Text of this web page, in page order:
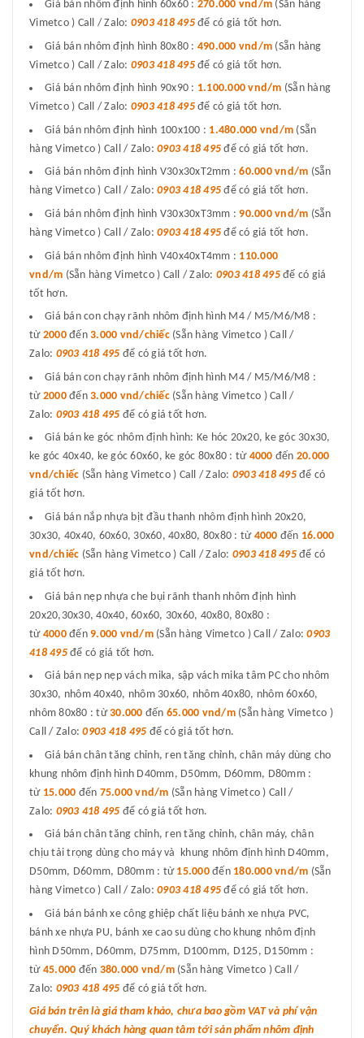
Giá bán nhôm định hình 60x60 : 270.000 vnd/m (Sẵn hàng
Vimetco ) Call / Zalo: 0903 418 495để có giá tốt hơn.
Giá bán nhôm định hình 80x80 : 490.000 vnd/m (Sẵn hàng
Vimetco ) Call / Zalo: 0903 418 495để có giá tốt hơn.
Giá bán nhôm định hình 90x90 : 1.100.000 vnd/m (Sẵn hàng
Vimetco ) Call / Zalo: 0903 418 495để có giá tốt hơn.
Giá bán nhôm định hình 100x100 : 1.480.000 vnd/m (Sẵn
hàng Vimetco ) Call / Zalo: 0903 418 495 để có giá tốt hơn.
Giá bán nhôm định hình V30x30xT2mm :60.000 vnd/m (Sẵn
hàng Vimetco ) Call / Zalo: 0903 418 495 để có giá tốt hơn.
Giá bán nhôm định hình V30x30xT3mm :90.000 vnd/m (Sẵn
hàng Vimetco ) Call / Zalo: 0903 418 495 để có giá tốt hơn.
Giá bán nhôm định hình V40x40xT4mm : 110.000
vnd/m (Sẵn hàng Vimetco ) Call / Zalo: 0903 418 495để có giá
tốt hơn.
Giá bán con chạy rãnh nhôm định hình M4 / M5/M6/M8 :
từ 2000đến 3.000 vnd/chiếc(Sẵn hàng Vimetco ) Call /
Zalo: 0903 418 495 để có giá tốt hơn.
Giá bán con chạy rãnh nhôm định hình M4 / M5/M6/M8 :
từ 2000đến 3.000 vnd/chiếc(Sẵn hàng Vimetco ) Call /
Zalo: 0903 418 495 để có giá tốt hơn.
Giá bán ke góc nhôm định hình: Ke hóc 20x20, ke góc 30x30,
ke góc 40x40, ke góc 60x60, ke góc 80x80 : từ 4000 đến 20.000
vnd/chiếc (Sẵn hàng Vimetco ) Call / Zalo: 0903 418 495để có
giá tốt hơn.
Giá bán nắp nhựa bịt đầu thanh nhôm định hình 20x20,
30x30, 40x40, 60x60, 30x60, 40x80, 80x80 : từ 4000 đến 16.000
vnd/chiếc (Sẵn hàng Vimetco ) Call / Zalo: 0903 418 495để có
giá tốt hơn.
Giá bán nẹp nhựa che bụi rãnh thanh nhôm định hình
20x20,30x30, 40x40, 60x60, 30x60, 40x80, 80x80 :
từ 4000đến 9.000 vnd/m(Sẵn hàng Vimetco ) Call / Zalo:0903
418 495để có giá tốt hơn.
Giá bán nẹp nẹp vách mika, sập vách mika tâm PC cho nhôm
30x30, nhôm 40x40, nhôm 30x60, nhôm 40x80, nhôm 60x60,
nhôm 80x80 : từ30.000 đến 65.000 vnd/m(Sẵn hàng Vimetco )
Call / Zalo:0903 418 495 để có giá tốt hơn.
Giá bán chân tăng chỉnh, ren tăng chỉnh, chân máy dùng cho
khung nhôm định hình D40mm, D50mm, D60mm, D80mm :
từ 15.000 đến 75.000 vnd/m (Sẵn hàng Vimetco ) Call /
Zalo: 0903 418 495 để có giá tốt hơn.
Giá bán chân tăng chỉnh, ren tăng chỉnh, chân máy, chân
chịu tải trọng dùng cho máy và khung nhôm định hình D40mm,
D50mm, D60mm, D80mm : từ 15.000đến 180.000 vnd/m (Sẵn
hàng Vimetco ) Call / Zalo: 0903 418 495 để có giá tốt hơn.
Giá bán bánh xe công ghiệp chất liệu bánh xe nhựa PVC,
bánh xe nhựa PU, bánh xe cao su dùng cho khung nhôm định
hình D50mm, D60mm, D75mm, D100mm, D125, D150mm :
từ 45.000 đến 380.000 vnd/m(Sẵn hàng Vimetco ) Call /
Zalo: 0903 418 495 để có giá tốt hơn.
Giá bán trên là giá tham khảo, chưa bao gồm VAT và phí vận
chuyển. Quý khách hàng quan tâm tới sản phẩm nhôm định